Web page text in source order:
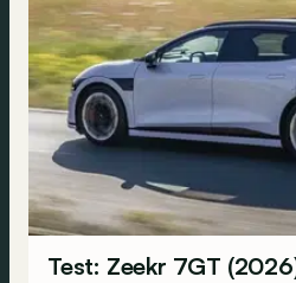
Test: Zeekr 7GT